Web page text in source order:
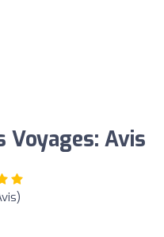
Voyages: Avis